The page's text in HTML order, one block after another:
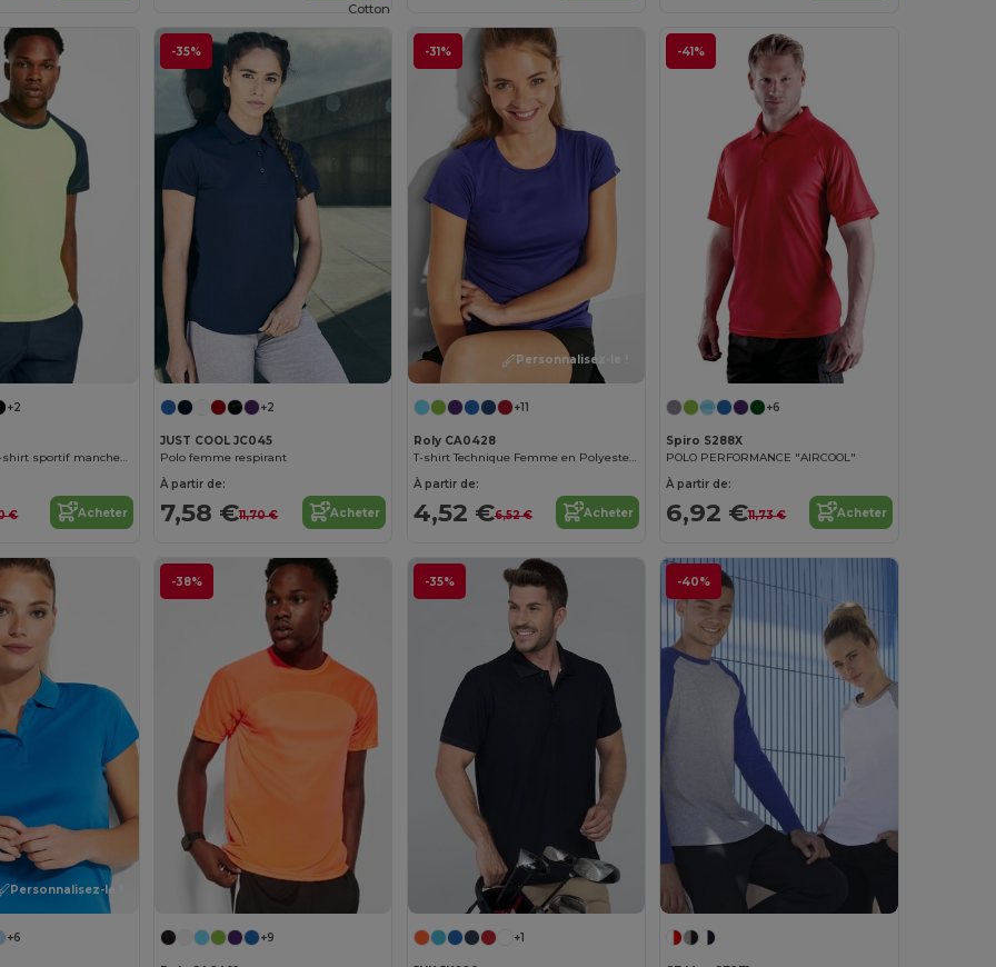
+2
INDIANAPOLIS T-shirt sportif manches courtes raglans contrastées
€ Acheter
-35%
+2
JUST COOL JC045
Polo femme respirant
À partir de:
7,58 €11,70 € Acheter
-31%
Cotton
Personnalisez-le !
+11
Roly CA0428
T-shirt Technique Femme en Polyester Recyclé CONTROL-DRY
À partir de:
4,52 €6,52 € Acheter
-41%
+6
Spiro S288X
POLO PERFORMANCE "AIRCOOL"
À partir de:
6,92 €11,73 € Acheter
Personnalisez-le !
+6
-38%
+9
-35%
+1
-40%